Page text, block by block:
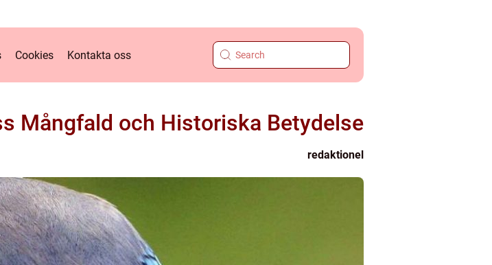
Cookies Kontakta oss
Mångfald och Historiska Betydelse
redaktionel